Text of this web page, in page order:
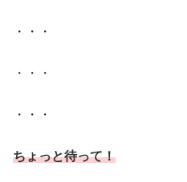
・・・
・・・
・・・
ちょっと待って！